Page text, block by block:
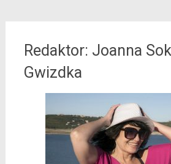
Redaktor: Joanna
Gwizdka